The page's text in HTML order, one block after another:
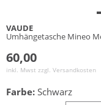
VAUDE
Umhängetasche Mineo
60,00
inkl. Mwst zzgl. Versandkosten
Farbe: Schwarz